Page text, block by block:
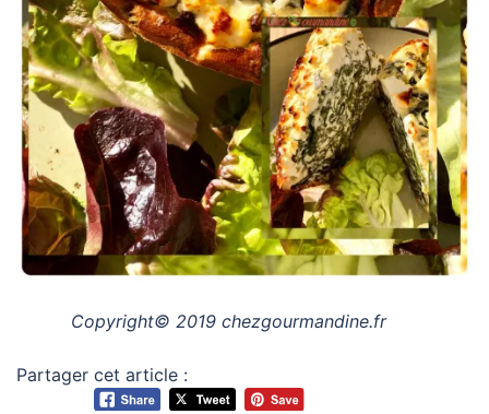
Copyright© 2019 chezgourmandine.fr
Partager cet article :